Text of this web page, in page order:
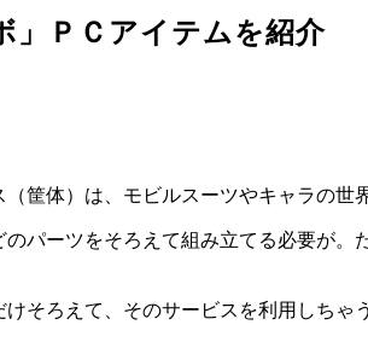
ＰＣアイテムを紹介
体）は、モビルスーツやキャラの世
パーツをそろえて組み立てる必要が
そろえて、そのサービスを利用しち